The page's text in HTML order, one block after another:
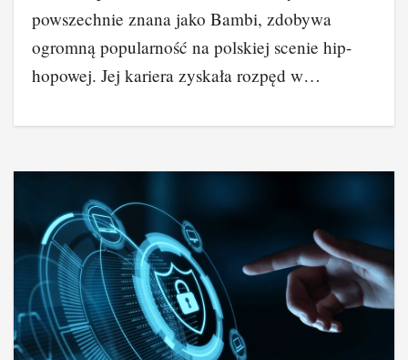
powszechnie znana jako Bambi, zdobywa
ogromną popularność na polskiej scenie hip-
hopowej. Jej kariera zyskała rozpęd w…